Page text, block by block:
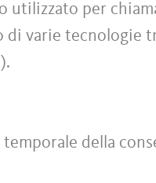
utilizzato per
di varie tecnologie
della